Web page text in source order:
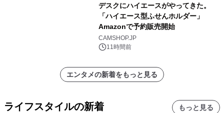
デスクにハイエースがやってきた。
「ハイエース型ふせんホルダー」
Amazonで予約販売開始
CAMSHOP.JP
11時間前
エンタメの新着をもっと見る
ライフスタイルの新着 もっと見る